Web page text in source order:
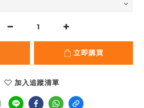
立即購買
加入追蹤清單